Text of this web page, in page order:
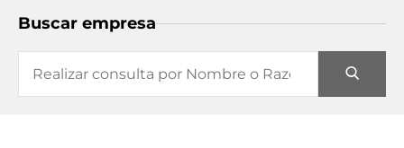
Buscar empresa